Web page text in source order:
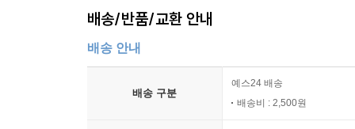
배송/반품/교환 안내
배송 안내
배송 구분
예스24 배송
배송비 : 2,500원